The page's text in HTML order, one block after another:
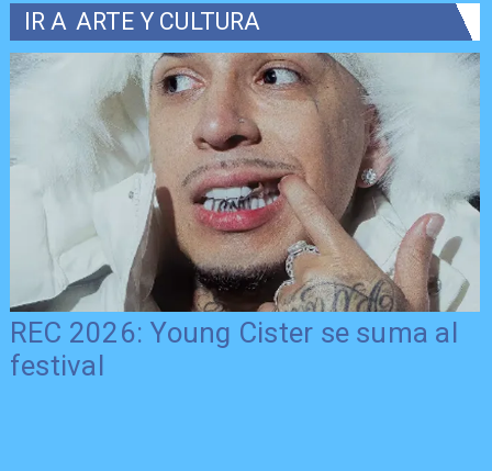
IR A ARTE Y CULTURA
REC 2026: Young Cister se suma al
festival